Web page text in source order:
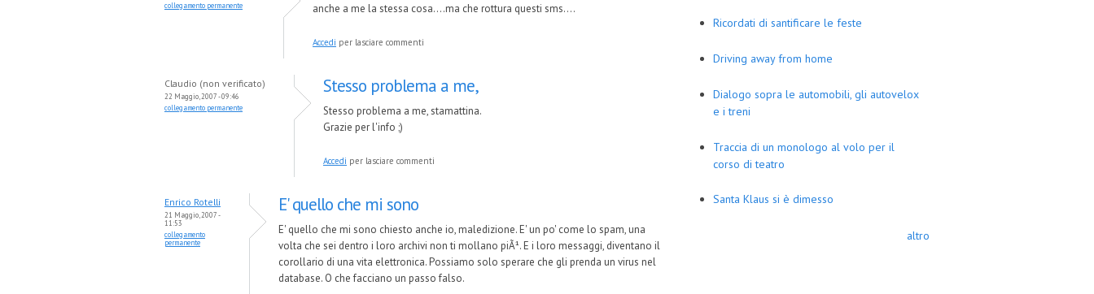
collegamento permanente
anche a me la stessa cosa....ma che rottura questi sms....
Accedi per lasciare commenti
Claudio (non verificato)
22 Maggio, 2007 - 09:46
collegamento permanente
Stesso problema a me,
Stesso problema a me, stamattina.
Grazie per l'info ;)
Accedi per lasciare commenti
Enrico Rotelli
21 Maggio, 2007 -
11:53
collegamento
permanente
E' quello che mi sono
E' quello che mi sono chiesto anche io, maledizione. E' un po' come lo spam, una
volta che sei dentro i loro archivi non ti mollano piÃ¹. E i loro messaggi, diventano il
corollario di una vita elettronica. Possiamo solo sperare che gli prenda un virus nel
database. O che facciano un passo falso.
Ricordati di santificare le feste
Driving away from home
Dialogo sopra le automobili, gli autovelox
e i treni
Traccia di un monologo al volo per il
corso di teatro
Santa Klaus si è dimesso
altro